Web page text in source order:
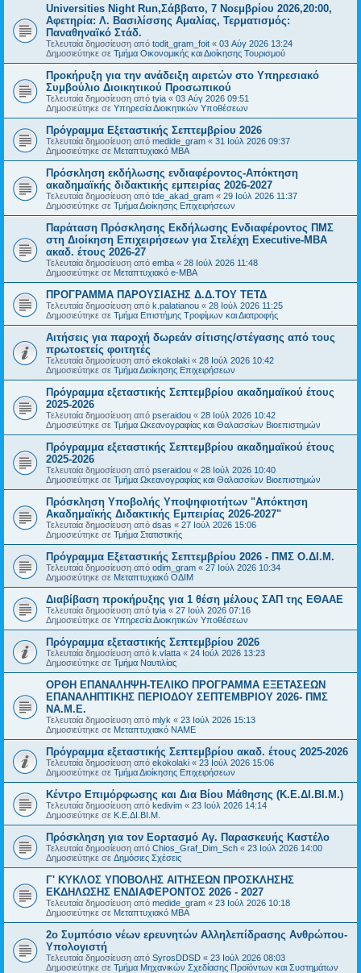
Universities Night Run,Σάββατο, 7 Νοεμβρίου 2026,20:00,
Αφετηρία: Λ. Βασιλίσσης Αμαλίας, Τερματισμός:
Παναθηναϊκό Στάδ.
Τελευταία δημοσίευση από todit_gram_foit « 03 Αύγ 2026 13:24
Δημοσιεύτηκε σε Τμήμα Οικονομικής και Διοίκησης Τουρισμού
Προκήρυξη για την ανάδειξη αιρετών στο Υπηρεσιακό
Συμβούλιο Διοικητικού Προσωπικού
Τελευταία δημοσίευση από tyia « 03 Αύγ 2026 09:51
Δημοσιεύτηκε σε Υπηρεσία Διοικητικών Υποθέσεων
Πρόγραμμα Εξεταστικής Σεπτεμβρίου 2026
Τελευταία δημοσίευση από medide_gram « 31 Ιούλ 2026 09:37
Δημοσιεύτηκε σε Μεταπτυχιακό MBA
Πρόσκληση εκδήλωσης ενδιαφέροντος-Απόκτηση
ακαδημαϊκής διδακτικής εμπειρίας 2026-2027
Τελευταία δημοσίευση από tde_akad_gram « 29 Ιούλ 2026 11:37
Δημοσιεύτηκε σε Τμήμα Διοίκησης Επιχειρήσεων
Παράταση Πρόσκλησης Εκδήλωσης Ενδιαφέροντος ΠΜΣ
στη Διοίκηση Επιχειρήσεων για Στελέχη Executive-MBΑ
ακαδ. έτους 2026-27
Τελευταία δημοσίευση από emba « 28 Ιούλ 2026 11:48
Δημοσιεύτηκε σε Μεταπτυχιακό e-MBA
ΠΡΟΓΡΑΜΜΑ ΠΑΡΟΥΣΙΑΣΗΣ Δ.Δ.ΤΟΥ ΤΕΤΔ
Τελευταία δημοσίευση από k.palatianou « 28 Ιούλ 2026 11:25
Δημοσιεύτηκε σε Τμήμα Επιστήμης Τροφίμων και Διατροφής
Αιτήσεις για παροχή δωρεάν σίτισης/στέγασης από τους
πρωτοετείς φοιτητές
Τελευταία δημοσίευση από ekokolaki « 28 Ιούλ 2026 10:42
Δημοσιεύτηκε σε Τμήμα Διοίκησης Επιχειρήσεων
Πρόγραμμα εξεταστικής Σεπτεμβρίου ακαδημαϊκού έτους
2025-2026
Τελευταία δημοσίευση από pseraidou « 28 Ιούλ 2026 10:42
Δημοσιεύτηκε σε Τμήμα Ωκεανογραφίας και Θαλασσίων Βιοεπιστημών
Πρόγραμμα εξεταστικής Σεπτεμβρίου ακαδημαϊκού έτους
2025-2026
Τελευταία δημοσίευση από pseraidou « 28 Ιούλ 2026 10:40
Δημοσιεύτηκε σε Τμήμα Ωκεανογραφίας και Θαλασσίων Βιοεπιστημών
Πρόσκληση Υποβολής Υποψηφιοτήτων "Απόκτηση
Ακαδημαϊκής Διδακτικής Εμπειρίας 2026-2027"
Τελευταία δημοσίευση από dsas « 27 Ιούλ 2026 15:06
Δημοσιεύτηκε σε Τμήμα Στατιστικής
Πρόγραμμα Εξεταστικής Σεπτεμβρίου 2026 - ΠΜΣ Ο.ΔΙ.Μ.
Τελευταία δημοσίευση από odim_gram « 27 Ιούλ 2026 10:34
Δημοσιεύτηκε σε Μεταπτυχιακό ΟΔΙΜ
Διαβίβαση προκήρυξης για 1 θέση μέλους ΣΑΠ της ΕΘΑΑΕ
Τελευταία δημοσίευση από tyia « 27 Ιούλ 2026 07:16
Δημοσιεύτηκε σε Υπηρεσία Διοικητικών Υποθέσεων
Πρόγραμμα εξεταστικής Σεπτεμβρίου 2026
Τελευταία δημοσίευση από k.vlatta « 24 Ιούλ 2026 13:23
Δημοσιεύτηκε σε Τμήμα Ναυτιλίας
ΟΡΘΗ ΕΠΑΝΑΛΗΨΗ-ΤΕΛΙΚΟ ΠΡΟΓΡΑΜΜΑ ΕΞΕΤΑΣΕΩΝ
ΕΠΑΝΑΛΗΠΤΙΚΗΣ ΠΕΡΙΟΔΟΥ ΣΕΠΤΕΜΒΡΙΟΥ 2026- ΠΜΣ
ΝΑ.Μ.Ε.
Τελευταία δημοσίευση από mlyk « 23 Ιούλ 2026 15:13
Δημοσιεύτηκε σε Μεταπτυχιακό ΝΑΜΕ
Πρόγραμμα εξεταστικής Σεπτεμβρίου ακαδ. έτους 2025-2026
Τελευταία δημοσίευση από ekokolaki « 23 Ιούλ 2026 15:06
Δημοσιεύτηκε σε Τμήμα Διοίκησης Επιχειρήσεων
Κέντρο Επιμόρφωσης και Δια Βίου Μάθησης (Κ.Ε.ΔΙ.ΒΙ.Μ.)
Τελευταία δημοσίευση από kedivim « 23 Ιούλ 2026 14:14
Δημοσιεύτηκε σε Κ.Ε.ΔΙ.ΒΙ.Μ.
Πρόσκληση για τον Εορτασμό Αγ. Παρασκευής Καστέλο
Τελευταία δημοσίευση από Chios_Graf_Dim_Sch « 23 Ιούλ 2026 14:00
Δημοσιεύτηκε σε Δημόσιες Σχέσεις
Γ' ΚΥΚΛΟΣ ΥΠΟΒΟΛΗΣ ΑΙΤΗΣΕΩΝ ΠΡΟΣΚΛΗΣΗΣ
ΕΚΔΗΛΩΣΗΣ ΕΝΔΙΑΦΕΡΟΝΤΟΣ 2026 - 2027
Τελευταία δημοσίευση από medide_gram « 23 Ιούλ 2026 10:18
Δημοσιεύτηκε σε Μεταπτυχιακό MBA
2ο Συμπόσιο νέων ερευνητών Αλληλεπίδρασης Ανθρώπου-
Υπολογιστή
Τελευταία δημοσίευση από SyrosDDSD « 23 Ιούλ 2026 08:03
Δημοσιεύτηκε σε Τμήμα Μηχανικών Σχεδίασης Προϊόντων και Συστημάτων